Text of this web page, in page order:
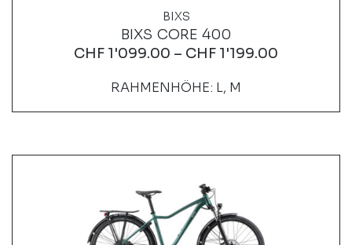
BIXS
BIXS CORE 400
CHF 1'099.00 – CHF 1'199.00
RAHMENHÖHE: L, M